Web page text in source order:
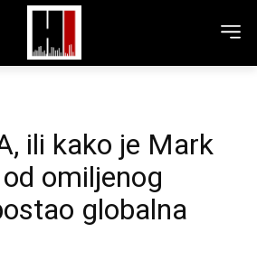
ili kako je Mark
omiljenog
globalna